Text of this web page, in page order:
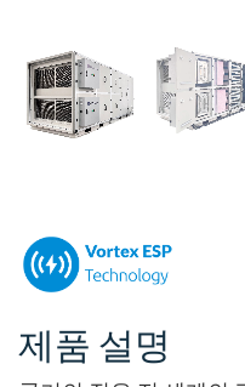
제품 설명